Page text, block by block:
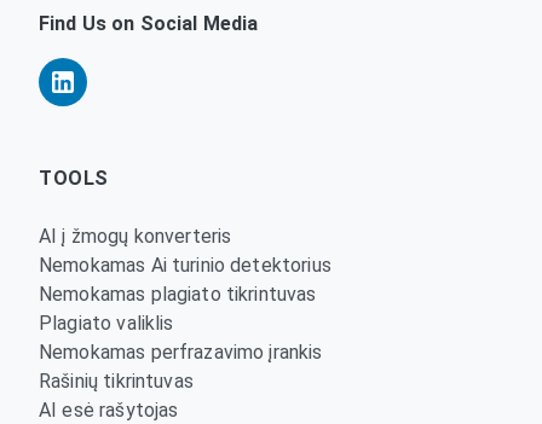
Find Us on Social Media
TOOLS
AI į žmogų konverteris
Nemokamas Ai turinio detektorius
Nemokamas plagiato tikrintuvas
Plagiato valiklis
Nemokamas perfrazavimo įrankis
Rašinių tikrintuvas
AI esė rašytojas